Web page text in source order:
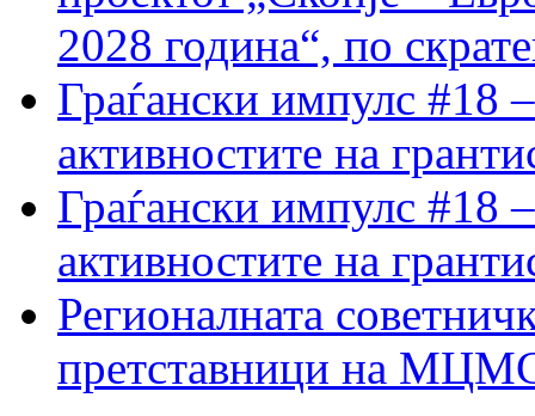
2028 година“, по
Граѓански импулс #18
активностите на
Граѓански импулс #18
активностите на
Регионалната
претставници на МЦМС